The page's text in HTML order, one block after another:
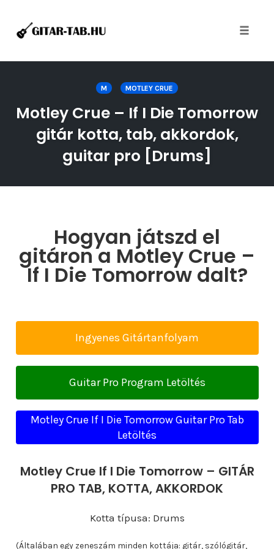
M MOTLEY CRUE
Motley Crue – If I Die Tomorrow
gitár kotta, tab, akkordok,
guitar pro [Drums]
Hogyan játszd el
gitáron a Motley Crue –
If I Die Tomorrow dalt?
Ingyenes Gitártanfolyam
Guitar Pro Program Letöltés
Motley Crue If I Die Tomorrow Guitar Pro Tab
Letöltés
Motley Crue If I Die Tomorrow – GITÁR
PRO TAB, KOTTA, AKKORDOK
Kotta típusa: Drums
(Általában egy zeneszám minden kottája: gitár, szólógitár,